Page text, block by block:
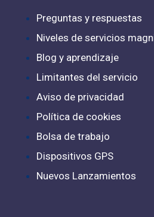
Preguntas y respuestas
Niveles de servicios
Blog y aprendizaje
Limitantes del servicio
Aviso de privacidad
Política de cookies
Bolsa de trabajo
Dispositivos GPS
Nuevos Lanzamientos